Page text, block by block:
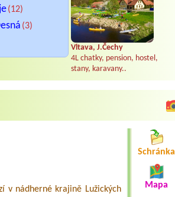
(12)
(3)
Vltava, J.Čechy
4L chatky, pension, hostel,
stany, karavany..
v nádherné krajině Lužických
Schránka
Mapa